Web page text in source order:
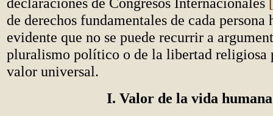
de derechos fundamentales de cada persona
evidente que no se puede recurrir a
pluralismo político o de la libertad religiosa
valor universal.
I. Valor de la vida humana